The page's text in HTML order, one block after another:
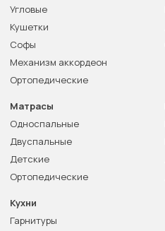
Угловые
Кушетки
Софы
Механизм аккордеон
Ортопедические
Матрасы
Односпальные
Двуспальные
Детские
Ортопедические
Кухни
Гарнитуры